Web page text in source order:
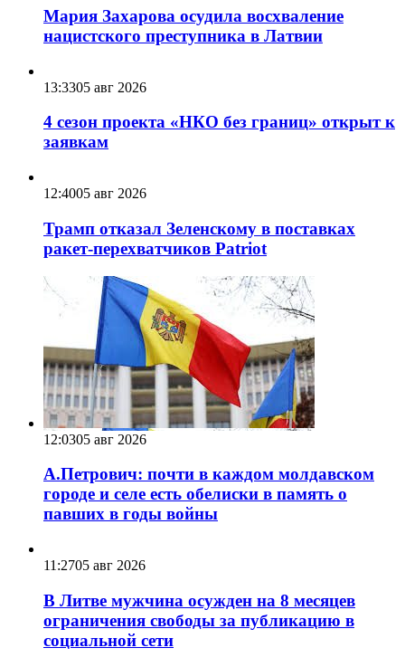
Мария Захарова осудила восхваление
нацистского преступника в Латвии
13:3305 авг 2026
4 сезон проекта «НКО без границ» открыт к
заявкам
12:4005 авг 2026
Трамп отказал Зеленскому в поставках
ракет-перехватчиков Patriot
12:0305 авг 2026
А.Петрович: почти в каждом молдавском
городе и селе есть обелиски в память о
павших в годы войны
11:2705 авг 2026
В Литве мужчина осужден на 8 месяцев
ограничения свободы за публикацию в
социальной сети